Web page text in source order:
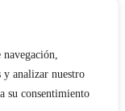
navegación,
y analizar nuestro
su consentimiento